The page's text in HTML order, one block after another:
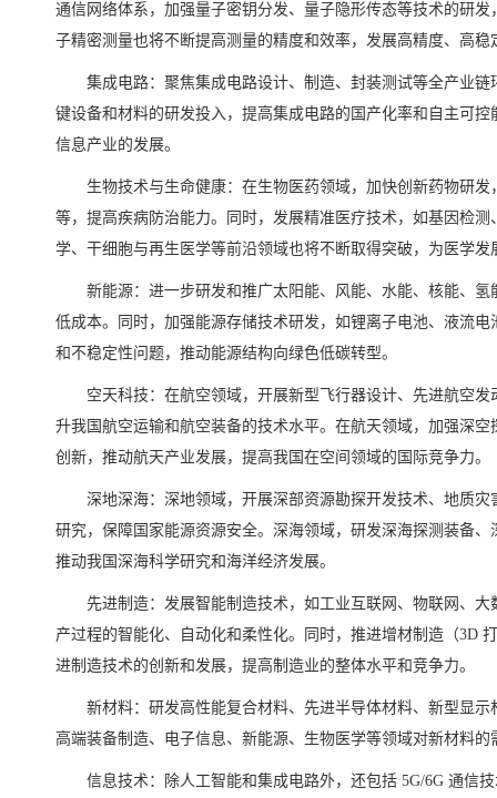
通信网络体系，加强量子密钥分发、量子隐形传态等技术的研
子精密测量也将不断提高测量的精度和效率，发展高精度、高稳
集成电路：聚焦集成电路设计、制造、封装测试等全产业
键设备和材料的研发投入，提高集成电路的国产化率和自主可
信息产业的发展。
生物技术与生命健康：在生物医药领域，加快创新药物研
等，提高疾病防治能力。同时，发展精准医疗技术，如基因检
学、干细胞与再生医学等前沿领域也将不断取得突破，为医学
新能源：进一步研发和推广太阳能、风能、水能、核能、
低成本。同时，加强能源存储技术研发，如锂离子电池、液流
和不稳定性问题，推动能源结构向绿色低碳转型。
空天科技：在航空领域，开展新型飞行器设计、先进航空
升我国航空运输和航空装备的技术水平。在航天领域，加强深
创新，推动航天产业发展，提高我国在空间领域的国际竞争力。
深地深海：深地领域，开展深部资源勘探开发技术、地质
研究，保障国家能源资源安全。深海领域，研发深海探测装备
推动我国深海科学研究和海洋经济发展。
先进制造：发展智能制造技术，如工业互联网、物联网、
产过程的智能化、自动化和柔性化。同时，推进增材制造（3D
进制造技术的创新和发展，提高制造业的整体水平和竞争力。
新材料：研发高性能复合材料、先进半导体材料、新型显
高端装备制造、电子信息、新能源、生物医学等领域对新材料
信息技术：除人工智能和集成电路外，还包括 5G/6G 通信